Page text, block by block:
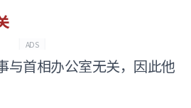
ADS
与首相办公室无关，因此他